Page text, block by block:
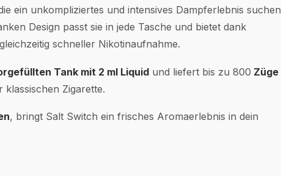
ein unkompliziertes und intensives Dampferlebnis suchen
Design passt sie in jede Tasche und bietet dank
schneller Nikotinaufnahme.
Tank mit 2 ml Liquid und liefert bis zu 800 Züge
Zigarette.
, bringt Salt Switch ein frisches Aromaerlebnis in dein